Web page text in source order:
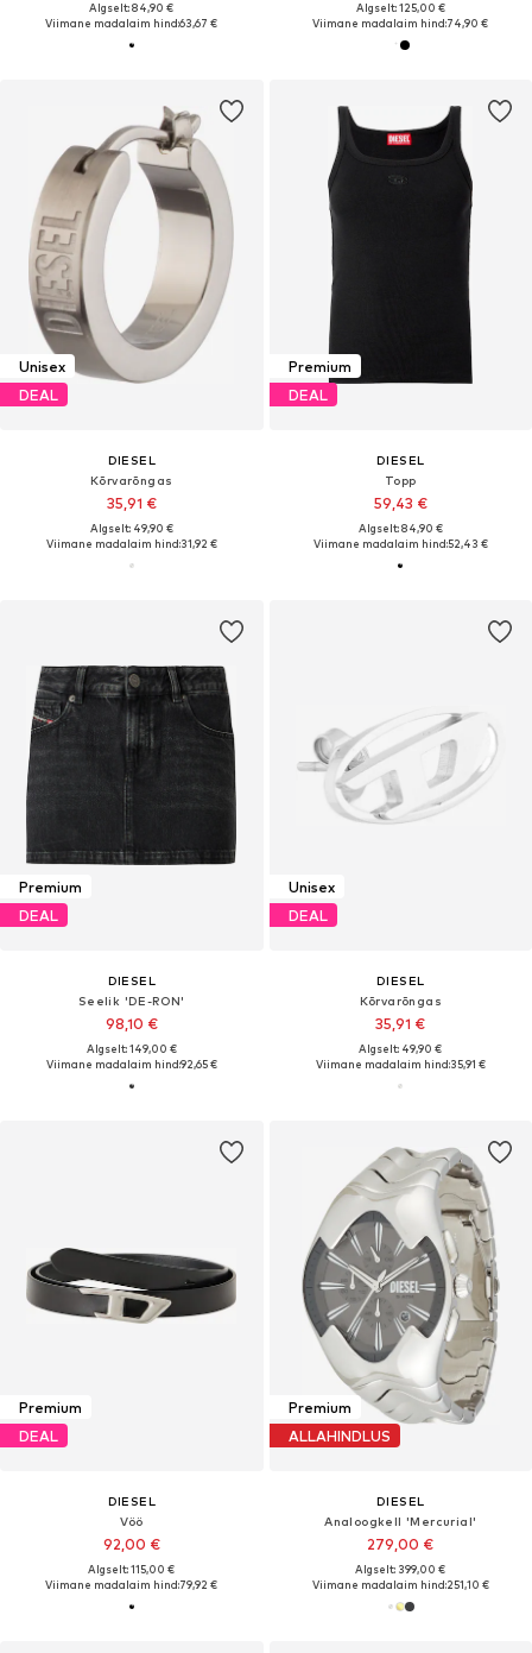
Algselt: 84,90 €
Viimane madalaim hind:63,67 €
Algselt: 125,00 €
Viimane madalaim hind:74,90 €
Unisex
DEAL
DIESEL
Kõrvarõngas
35,91 €
Algselt: 49,90 €
Viimane madalaim hind:31,92 €
Premium
DEAL
DIESEL
Topp
59,43 €
Algselt: 84,90 €
Viimane madalaim hind:52,43 €
Premium
DEAL
DIESEL
Seelik 'DE-RON'
98,10 €
Algselt: 149,00 €
Viimane madalaim hind:92,65 €
Unisex
DEAL
DIESEL
Kõrvarõngas
35,91 €
Algselt: 49,90 €
Viimane madalaim hind:35,91 €
Premium
DEAL
DIESEL
Vöö
92,00 €
Algselt: 115,00 €
Viimane madalaim hind:79,92 €
Premium
ALLAHINDLUS
DIESEL
Analoogkell 'Mercurial'
279,00 €
Algselt: 399,00 €
Viimane madalaim hind:251,10 €